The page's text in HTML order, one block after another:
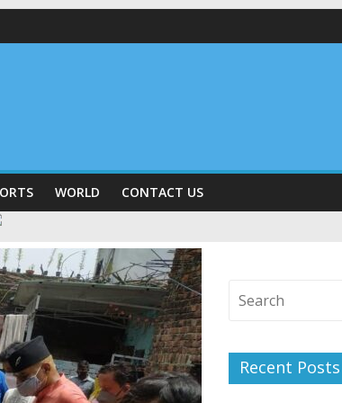
सचिव ने की विस्तृत समीक्षा कहा-बंद सड़कों को शीघ्र खोला जाए,
WORLD CONTACT US
Recent Posts